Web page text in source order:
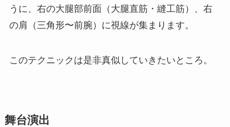
うに、右の大腿部前面（大腿直筋・縫工筋）、右
の肩（三角形〜前腕）に視線が集まります。
このテクニックは是非真似していきたいところ。
舞台演出